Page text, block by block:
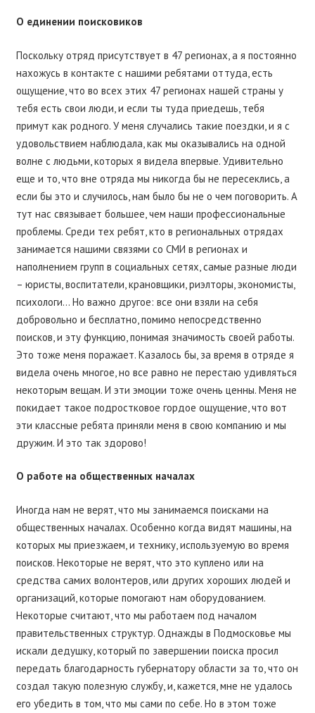
О единении поисковиков
Поскольку отряд присутствует в 47 регионах, а я постоянно
нахожусь в контакте с нашими ребятами оттуда, есть
ощущение, что во всех этих 47 регионах нашей страны у
тебя есть свои люди, и если ты туда приедешь, тебя
примут как родного. У меня случались такие поездки, и я с
удовольствием наблюдала, как мы оказывались на одной
волне с людьми, которых я видела впервые. Удивительно
еще и то, что вне отряда мы никогда бы не пересеклись, а
если бы это и случилось, нам было бы не о чем поговорить. А
тут нас связывает большее, чем наши профессиональные
проблемы. Среди тех ребят, кто в региональных отрядах
занимается нашими связями со СМИ в регионах и
наполнением групп в социальных сетях, самые разные люди
– юристы, воспитатели, крановщики, риэлторы, экономисты,
психологи… Но важно другое: все они взяли на себя
добровольно и бесплатно, помимо непосредственно
поисков, и эту функцию, понимая значимость своей работы.
Это тоже меня поражает. Казалось бы, за время в отряде я
видела очень многое, но все равно не перестаю удивляться
некоторым вещам. И эти эмоции тоже очень ценны. Меня не
покидает такое подростковое гордое ощущение, что вот
эти классные ребята приняли меня в свою компанию и мы
дружим. И это так здорово!
О работе на общественных началах
Иногда нам не верят, что мы занимаемся поисками на
общественных началах. Особенно когда видят машины, на
которых мы приезжаем, и технику, используемую во время
поисков. Некоторые не верят, что это куплено или на
средства самих волонтеров, или других хороших людей и
организаций, которые помогают нам оборудованием.
Некоторые считают, что мы работаем под началом
правительственных структур. Однажды в Подмосковье мы
искали дедушку, который по завершении поиска просил
передать благодарность губернатору области за то, что он
создал такую полезную службу, и, кажется, мне не удалось
его убедить в том, что мы сами по себе. Но в этом тоже